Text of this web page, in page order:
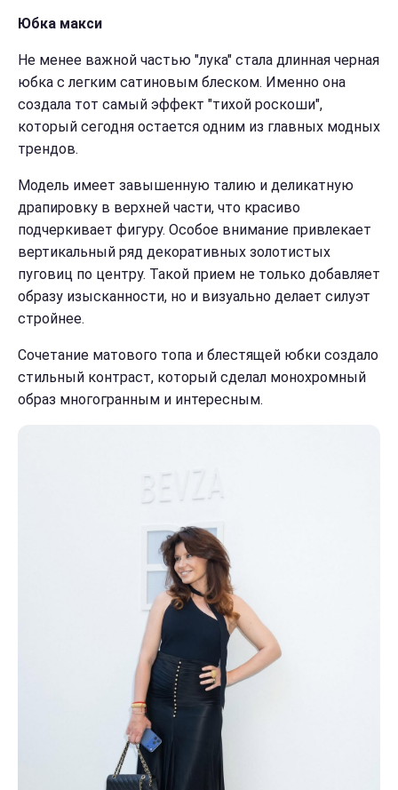
Юбка макси
Не менее важной частью "лука" стала длинная черная
юбка с легким сатиновым блеском. Именно она
создала тот самый эффект "тихой роскоши",
который сегодня остается одним из главных модных
трендов.
Модель имеет завышенную талию и деликатную
драпировку в верхней части, что красиво
подчеркивает фигуру. Особое внимание привлекает
вертикальный ряд декоративных золотистых
пуговиц по центру. Такой прием не только добавляет
образу изысканности, но и визуально делает силуэт
стройнее.
Сочетание матового топа и блестящей юбки создало
стильный контраст, который сделал монохромный
образ многогранным и интересным.